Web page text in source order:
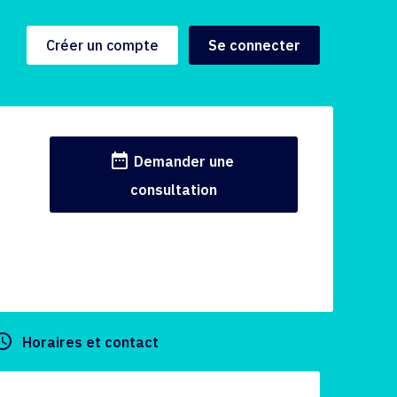
Créer un compte Se connecter
date_range Demander une
consultation
Horaires et contact